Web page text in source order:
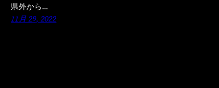
県外から…
11月 29, 2022